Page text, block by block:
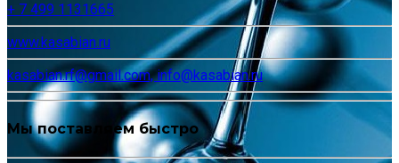
+ 7 499 1131665
www.kasabian.ru
kasabian.rf@gmail.com, info@kasabian.ru
Мы поставляем быстро